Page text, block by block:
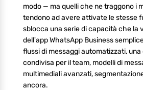
modo — ma quelli che ne traggono i
tendono ad avere attivate le stesse
sblocca una serie di capacità che la
dell'app WhatsApp Business
flussi di messaggi automatizzati, una
condivisa per il team, modelli di
multimediali avanzati,
ancora.